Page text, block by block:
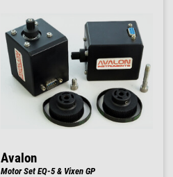
Avalon
Motor Set EQ-5 & Vixen GP